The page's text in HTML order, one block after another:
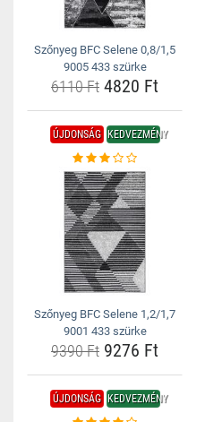
Szőnyeg BFC Selene 0,8/1,5
9005 433 szürke
6110 Ft 4820 Ft
ÚJDONSÁG KEDVEZMÉNY
Szőnyeg BFC Selene 1,2/1,7
9001 433 szürke
9390 Ft 9276 Ft
ÚJDONSÁG KEDVEZMÉNY